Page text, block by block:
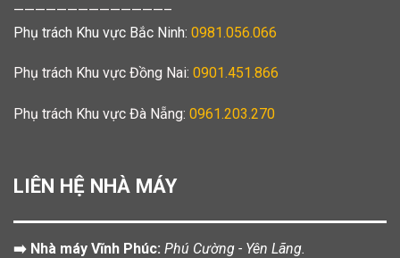
——————————————–
Phụ trách Khu vực Bắc Ninh: 0981.056.066
Phụ trách Khu vực Đồng Nai: 0901.451.866
Phụ trách Khu vực Đà Nẵng: 0961.203.270
LIÊN HỆ NHÀ MÁY
➡️ Nhà máy Vĩnh Phúc: Phú Cường - Yên Lãng.